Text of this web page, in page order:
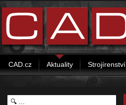
CAD.cz Aktuality Strojírenství